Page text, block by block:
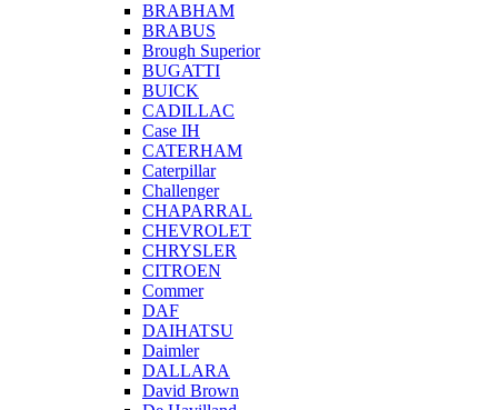
BRABHAM
BRABUS
Brough Superior
BUGATTI
BUICK
CADILLAC
Case IH
CATERHAM
Caterpillar
Challenger
CHAPARRAL
CHEVROLET
CHRYSLER
CITROEN
Commer
DAF
DAIHATSU
Daimler
DALLARA
David Brown